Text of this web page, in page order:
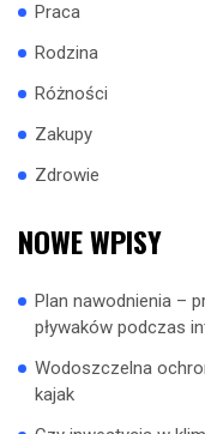
Praca
Rodzina
Różności
Zakupy
Zdrowie
NOWE WPISY
Plan nawodnienia –
pływaków podczas
Wodoszczelna
kajak